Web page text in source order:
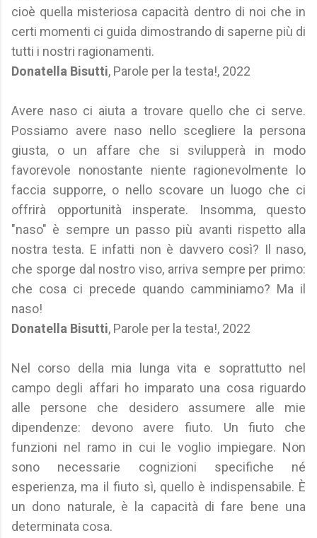
cioè quella misteriosa capacità dentro di noi che in
certi momenti ci guida dimostrando di saperne più di
tutti i nostri ragionamenti.
Donatella Bisutti, Parole per la testa!, 2022
Avere naso ci aiuta a trovare quello che ci serve.
Possiamo avere naso nello scegliere la persona
giusta, o un affare che si svilupperà in modo
favorevole nonostante niente ragionevolmente lo
faccia supporre, o nello scovare un luogo che ci
offrirà opportunità insperate. Insomma, questo
"naso" è sempre un passo più avanti rispetto alla
nostra testa. E infatti non è davvero così? Il naso,
che sporge dal nostro viso, arriva sempre per primo:
che cosa ci precede quando camminiamo? Ma il
naso!
Donatella Bisutti, Parole per la testa!, 2022
Nel corso della mia lunga vita e soprattutto nel
campo degli affari ho imparato una cosa riguardo
alle persone che desidero assumere alle mie
dipendenze: devono avere fiuto. Un fiuto che
funzioni nel ramo in cui le voglio impiegare. Non
sono necessarie cognizioni specifiche né
esperienza, ma il fiuto sì, quello è indispensabile. È
un dono naturale, è la capacità di fare bene una
determinata cosa.